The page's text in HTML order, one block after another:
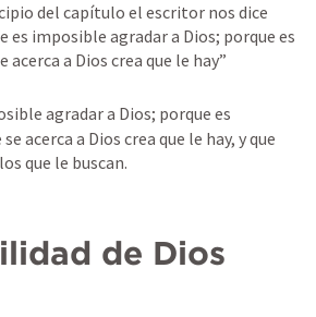
del capítulo el escritor nos dice
es imposible agradar a Dios; porque es
acerca a Dios crea que le hay”
agradar a Dios; porque es
acerca a Dios crea que le hay, y que
que le buscan.
de Dios